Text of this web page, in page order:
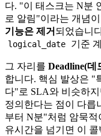
다. "이 태스크는 N분
로 알림"이라는 개념
기능은 제거 되었습니
logical_date 기준
그 자리를 Deadline(데
합니다. 핵심 발상은 "
다"로 SLA와 비슷하지
정의한다는 점이 다릅
부터 N분"처럼 암묵적
유시간을 넘기면 이